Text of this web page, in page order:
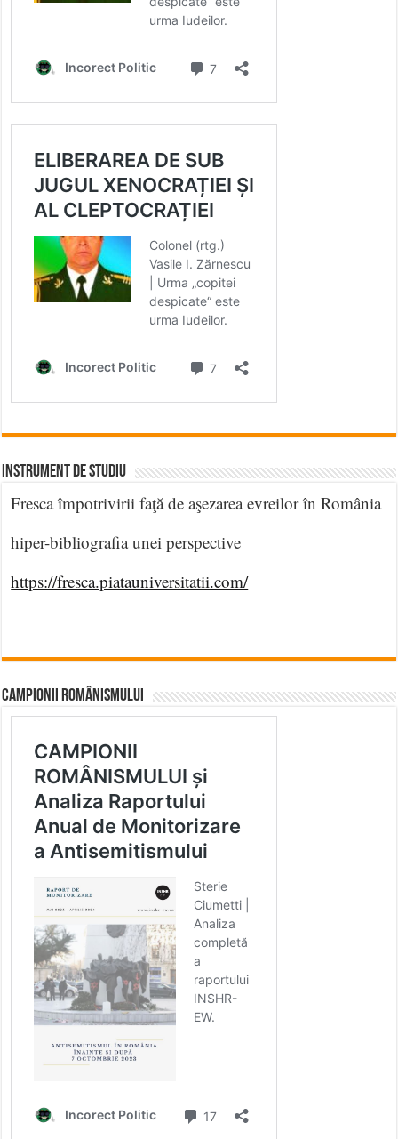
INSTRUMENT DE STUDIU
Fresca împotrivirii faţă de aşezarea evreilor în România
hiper-bibliografia unei perspective
https://fresca.piatauniversitatii.com/
CAMPIONII ROMÂNISMULUI